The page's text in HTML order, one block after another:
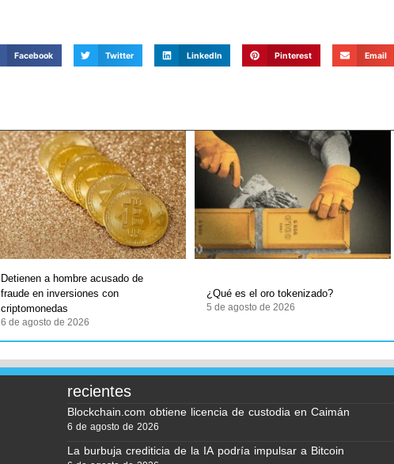
Facebook Twitter LinkedIn Pinterest Email
Detienen a hombre acusado de
fraude en inversiones con
criptomonedas
6 de agosto de 2026
¿Qué es el oro tokenizado?
5 de agosto de 2026
recientes
Blockchain.com obtiene licencia de custodia en Caimán
6 de agosto de 2026
La burbuja crediticia de la IA podría impulsar a Bitcoin